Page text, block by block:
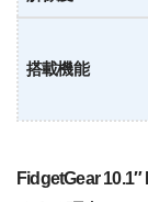
搭載機能
FidgetGear